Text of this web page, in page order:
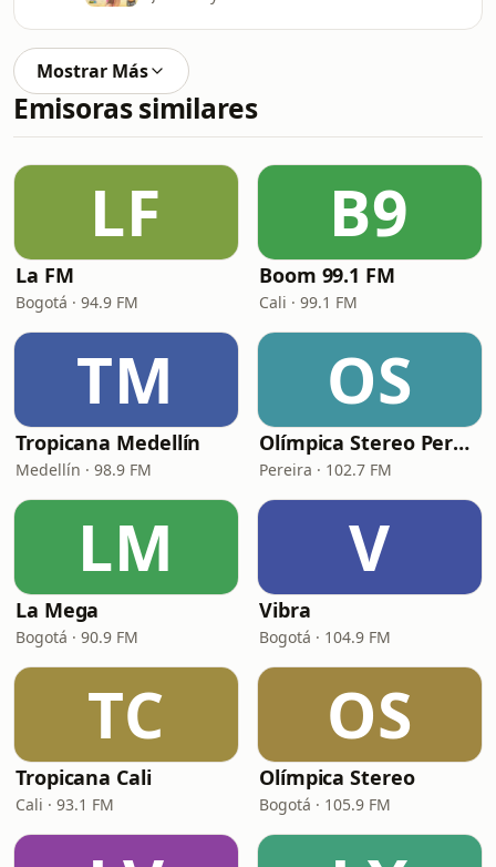
Mostrar Más
Emisoras similares
LF
La FM
Bogotá · 94.9 FM
B9
Boom 99.1 FM
Cali · 99.1 FM
TM
Tropicana Medellín
Medellín · 98.9 FM
OS
Olímpica Stereo Pereira
Pereira · 102.7 FM
LM
La Mega
Bogotá · 90.9 FM
V
Vibra
Bogotá · 104.9 FM
TC
Tropicana Cali
Cali · 93.1 FM
OS
Olímpica Stereo
Bogotá · 105.9 FM